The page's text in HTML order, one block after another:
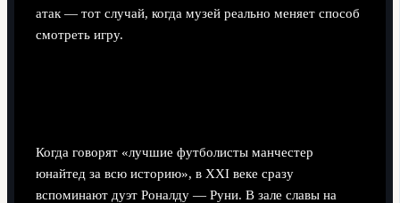
атак — тот случай, когда музей реально меняет способ
смотреть игру.
Когда говорят «лучшие футболисты манчестер
юнайтед за всю историю», в XXI веке сразу
вспоминают дуэт Роналду — Руни. В зале славы на